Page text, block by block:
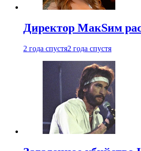
Директор МакSим
2 года спустя2 года спустя